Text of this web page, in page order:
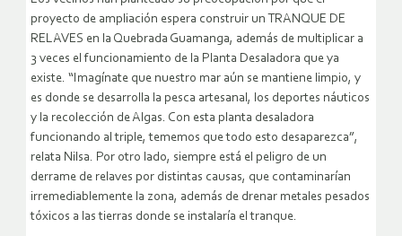
proyecto de ampliación espera construir un TRANQUE DE
RELAVES en la Quebrada Guamanga, además de multiplicar a
3 veces el funcionamiento de la Planta Desaladora que ya
existe. “Imagínate que nuestro mar aún se mantiene limpio, y
es donde se desarrolla la pesca artesanal, los deportes náuticos
y la recolección de Algas. Con esta planta desaladora
funcionando al triple, tememos que todo esto desaparezca”,
relata Nilsa. Por otro lado, siempre está el peligro de un
derrame de relaves por distintas causas, que contaminarían
irremediablemente la zona, además de drenar metales pesados
tóxicos a las tierras donde se instalaría el tranque.